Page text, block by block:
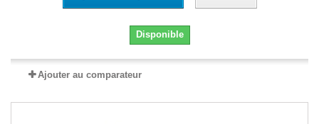
Disponible
Ajouter au comparateur